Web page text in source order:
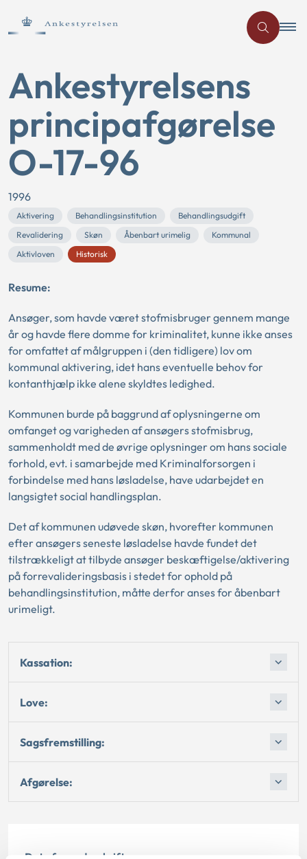
Ankestyrelsens
principafgørelse
O-17-96
1996
Aktivering Behandlingsinstitution
Behandlingsudgift
Revalidering
Skøn Åbenbart urimelig
Kommunal
Aktivloven
Historisk
Resume:
Ansøger, som havde været stofmisbruger gennem mange
år og havde flere domme for kriminalitet, kunne ikke anses
for omfattet af målgruppen i (den tidligere) lov om
kommunal aktivering, idet hans eventuelle behov for
kontanthjælp ikke alene skyldtes ledighed.
Kommunen burde på baggrund af oplysningerne om
omfanget og varigheden af ansøgers stofmisbrug,
sammenholdt med de øvrige oplysninger om hans sociale
forhold, evt. i samarbejde med Kriminalforsorgen i
forbindelse med hans løsladelse, have udarbejdet en
langsigtet social handlingsplan.
Det af kommunen udøvede skøn, hvorefter kommunen
efter ansøgers seneste løsladelse havde fundet det
tilstrækkeligt at tilbyde ansøger beskæftigelse/aktivering
på forrevalideringsbasis i stedet for ophold på
behandlingsinstitution, måtte derfor anses for åbenbart
urimeligt.
Kassation:
Love:
Sagsfremstilling:
Afgørelse: